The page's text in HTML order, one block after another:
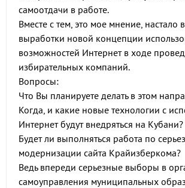
самоотдачи в работе.
Вместе с тем, это мое мнение, настало
выработки новой концепции
возможностей Интернет в ходе
избирательных компаний.
Вопросы:
Что Вы планируете делать в этом
Когда, и какие новые технологии с
Интернет будут внедряться на Кубани?
Будет ли выполняться работа по
модернизации сайта Крайизберкома?
Ведь впереди серьезные выборы в
самоуправления муниципальных